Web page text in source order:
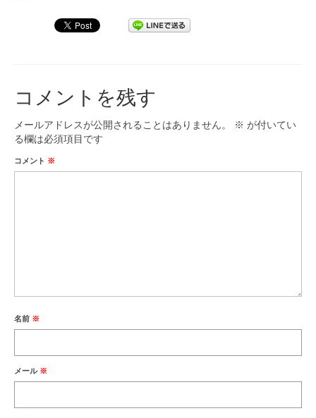
コメントを残す
メールアドレスが公開されることはありません。 ※ が付いてい
る欄は必須項目です
コメント ※
名前 ※
メール ※